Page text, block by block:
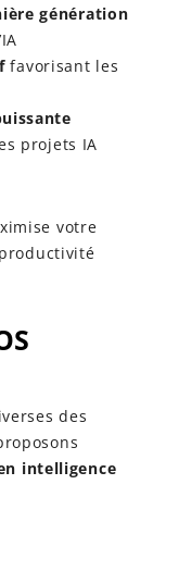
génération
favorisant les
projets IA
votre
des
intelligence